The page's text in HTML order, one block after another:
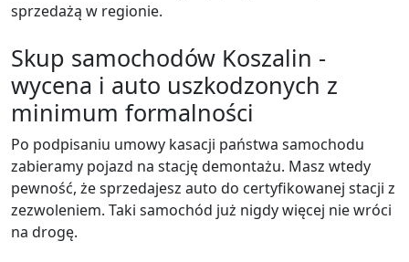
sprzedażą w regionie.
Skup samochodów Koszalin -
wycena i auto uszkodzonych z
minimum formalności
Po podpisaniu umowy kasacji państwa samochodu
zabieramy pojazd na stację demontażu. Masz wtedy
pewność, że sprzedajesz auto do certyfikowanej stacji z
zezwoleniem. Taki samochód już nigdy więcej nie wróci
na drogę.